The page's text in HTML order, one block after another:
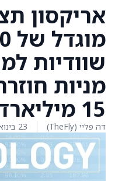
אריקסון
שוודיות
מניות
15 מיליארד קרונות
דה פליי (TheFly) 23 בינואר 2026